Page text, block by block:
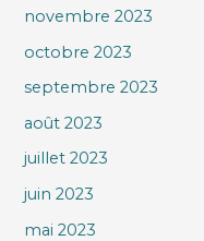
novembre 2023
octobre 2023
septembre 2023
août 2023
juillet 2023
juin 2023
mai 2023